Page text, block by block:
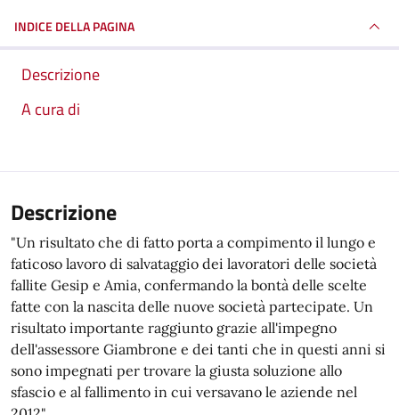
INDICE DELLA PAGINA
Descrizione
A cura di
Descrizione
"Un risultato che di fatto porta a compimento il lungo e
faticoso lavoro di salvataggio dei lavoratori delle società
fallite Gesip e Amia, confermando la bontà delle scelte
fatte con la nascita delle nuove società partecipate. Un
risultato importante raggiunto grazie all'impegno
dell'assessore Giambrone e dei tanti che in questi anni si
sono impegnati per trovare la giusta soluzione allo
sfascio e al fallimento in cui versavano le aziende nel